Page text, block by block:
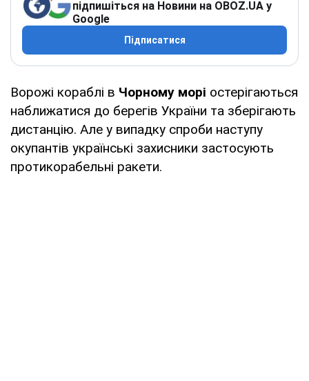
підпишіться на Новини на OBOZ.UA у
Google
Підписатися
Ворожі кораблі в Чорному морі остерігаються
наближатися до берегів України та зберігають
дистанцію. Але у випадку спроби наступу
окупантів українські захисники застосують
протикорабельні ракети.